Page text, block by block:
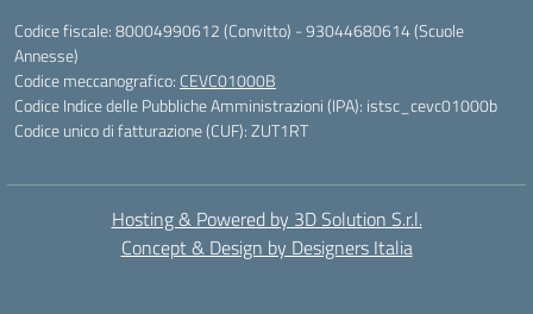
Codice fiscale: 80004990612 (Convitto) - 93044680614 (Scuole
Annesse)
Codice meccanografico: CEVC01000B
Codice Indice delle Pubbliche Amministrazioni (IPA): istsc_cevc01000b
Codice unico di fatturazione (CUF): ZUT1RT
Hosting & Powered by 3D Solution S.r.l.
Concept & Design by Designers Italia